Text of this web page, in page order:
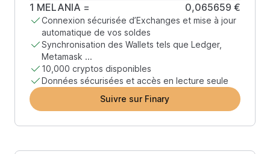
1 MELANIA = 0,065659 €
Connexion sécurisée d’Exchanges et mise à jour
automatique de vos soldes
Synchronisation des Wallets tels que Ledger,
Metamask ...
10,000 cryptos disponibles
Données sécurisées et accès en lecture seule
Suivre sur Finary